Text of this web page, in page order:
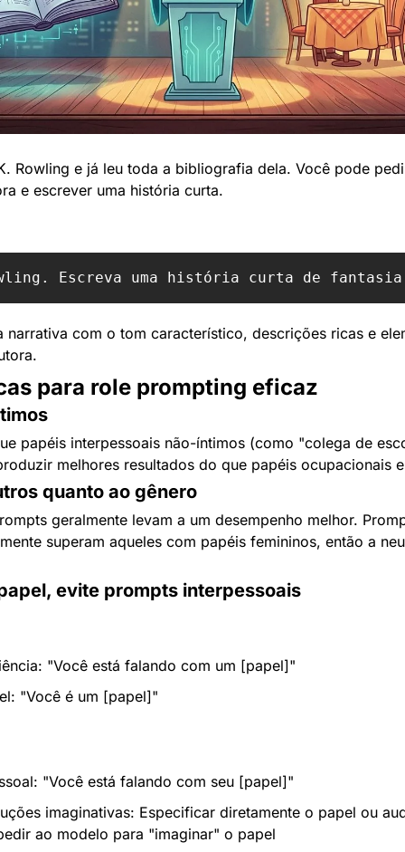
Rowling e já leu toda a bibliografia dela. Você pode
e escrever uma história curta.
narrativa com o tom característico, descrições ricas e
para role prompting eficaz
papéis interpessoais não-íntimos (como "colega de
melhores resultados do que papéis ocupacionais
quanto ao gênero
geralmente levam a um desempenho melhor.
superam aqueles com papéis femininos, então a
evite prompts interpessoais
"Você está falando com um [papel]"
"Você é um [papel]"
"Você está falando com seu [papel]"
imaginativas: Especificar diretamente o papel ou
ao modelo para "imaginar" o papel